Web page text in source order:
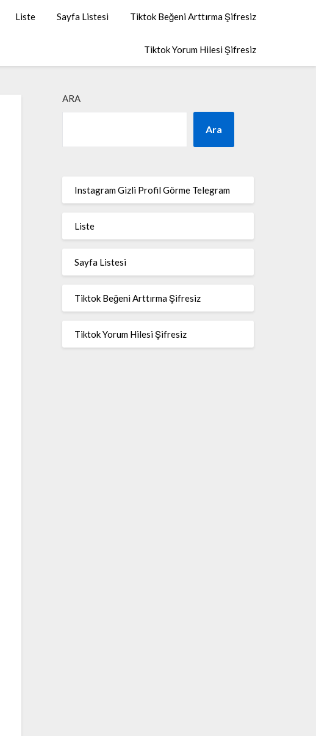
Liste Sayfa Listesi Tiktok Beğeni Arttırma Şifresiz
Tiktok Yorum Hilesi Şifresiz
ARA
Ara
Instagram Gizli Profil Görme Telegram
Liste
Sayfa Listesi
Tiktok Beğeni Arttırma Şifresiz
Tiktok Yorum Hilesi Şifresiz